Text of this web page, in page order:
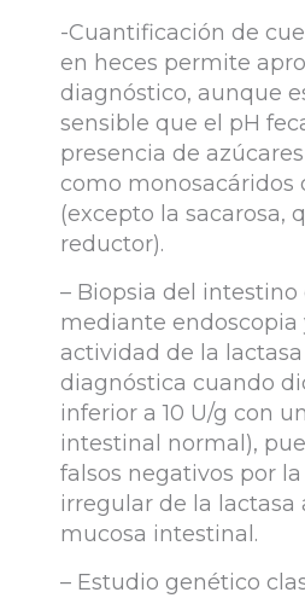
-Cuantificación de
en heces permite
diagnóstico, aunque
sensible que el pH
presencia de
como monosacáridos
(excepto la sacarosa,
reductor).
– Biopsia del intestino
mediante endoscopia
actividad de la
diagnóstica cuando
inferior a 10 U/g con
intestinal normal),
falsos negativos por
irregular de la lactasa
mucosa intestinal.
– Estudio genético